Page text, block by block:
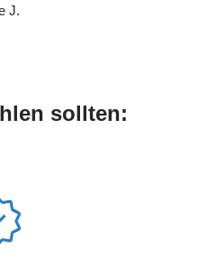
J.
sollten: